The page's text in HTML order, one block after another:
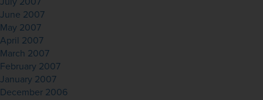
June 2007
May 2007
April 2007
March 2007
February 2007
January 2007
December 2006